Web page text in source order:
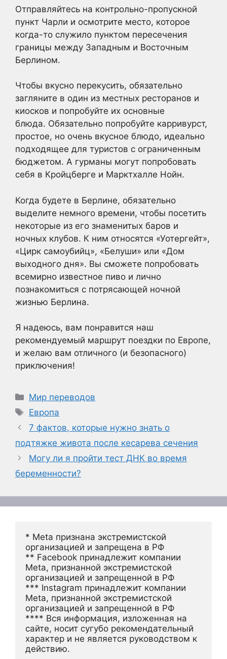
Отправляйтесь на контрольно-пропускной
пункт Чарли и осмотрите место, которое
когда-то служило пунктом пересечения
границы между Западным и Восточным
Берлином.
Чтобы вкусно перекусить, обязательно
загляните в один из местных ресторанов и
киосков и попробуйте их основные
блюда. Обязательно попробуйте карривурст,
простое, но очень вкусное блюдо, идеально
подходящее для туристов с ограниченным
бюджетом. А гурманы могут попробовать
себя в Кройцберге и Марктхалле Нойн.
Когда будете в Берлине, обязательно
выделите немного времени, чтобы посетить
некоторые из его знаменитых баров и
ночных клубов. К ним относятся «Уотергейт»,
«Цирк самоубийц», «Белуши» или «Дом
выходного дня». Вы сможете попробовать
всемирно известное пиво и лично
познакомиться с потрясающей ночной
жизнью Берлина.
Я надеюсь, вам понравится наш
рекомендуемый маршрут поездки по Европе,
и желаю вам отличного (и безопасного)
приключения!
Рубрики
Мир переводов
Метки
Европа
7 фактов, которые нужно знать о
подтяжке живота после кесарева сечения
Могу ли я пройти тест ДНК во время
беременности?
* Meta признана экстремистской
организацией и запрещена в РФ
** Facebook принадлежит компании
Meta, признанной экстремистской
организацией и запрещенной в РФ
*** Instagram принадлежит компании
Meta, признанной экстремистской
организацией и запрещенной в РФ
**** Вся информация, изложенная на
сайте, носит сугубо рекомендательный
характер и не является руководством к
действию.